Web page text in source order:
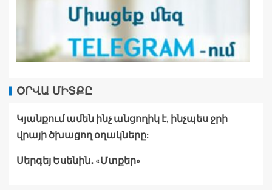
ՕՐՎԱ ՄԻՏՔԸ
Կյանքում ամեն ինչ անցողիկ է, ինչպես ջրի
վրայի ծխացող օղակները:
Սերգեյ Եսենին․ «Մտքեր»